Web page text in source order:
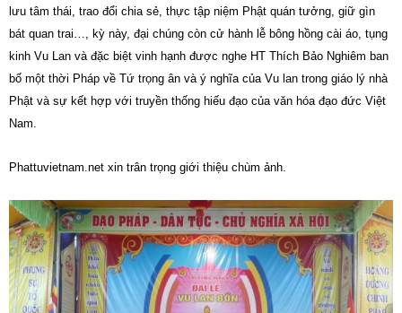
lưu tâm thái, trao đổi chia sẻ, thực tập niệm Phật quán tưởng, giữ gìn
bát quan trai…, kỳ này, đại chúng còn cử hành lễ bông hồng cài áo, tụng
kinh Vu Lan và đặc biệt vinh hạnh được nghe HT Thích Bảo Nghiêm ban
bố một thời Pháp về Tứ trọng ân và ý nghĩa của Vu lan trong giáo lý nhà
Phật và sự kết hợp với truyền thống hiếu đạo của văn hóa đạo đức Việt
Nam.
Phattuvietnam.net xin trân trọng giới thiệu chùm ảnh.